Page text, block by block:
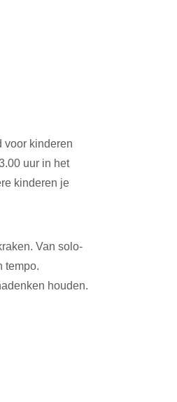
voor kinderen
uur in het
kinderen je
Van solo-
tempo.
houden.